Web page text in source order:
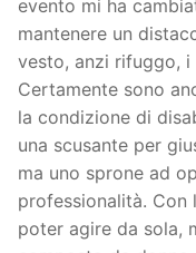
evento mi ha
mantenere un
vesto, anzi rifuggo, i
Certamente sono
la condizione di
una scusante per
ma uno sprone ad
professionalità. Con
poter agire da sola,